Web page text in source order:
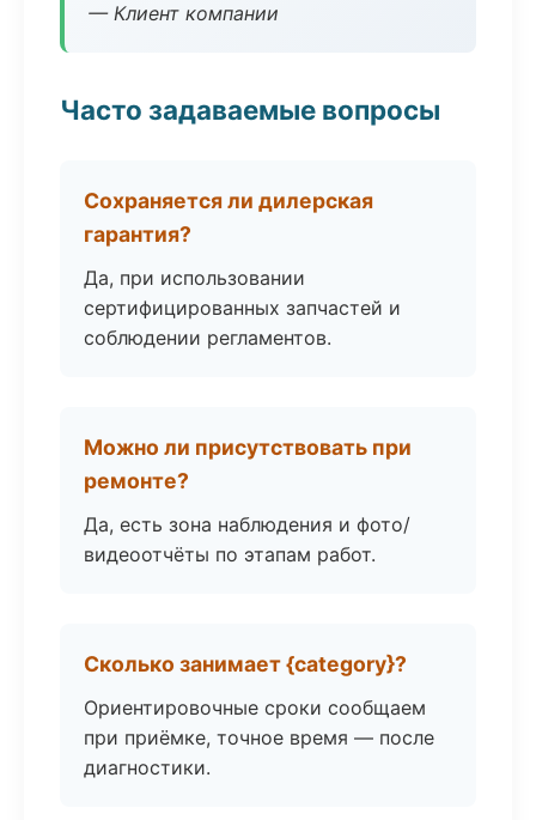
— Клиент компании
Часто задаваемые вопросы
Сохраняется ли дилерская
гарантия?
Да, при использовании
сертифицированных запчастей и
соблюдении регламентов.
Можно ли присутствовать при
ремонте?
Да, есть зона наблюдения и фото/
видеоотчёты по этапам работ.
Сколько занимает {category}?
Ориентировочные сроки сообщаем
при приёмке, точное время — после
диагностики.